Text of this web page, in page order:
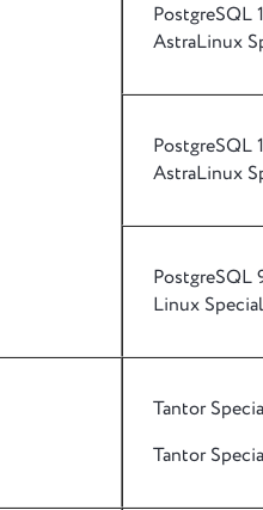
PostgreSQL
AstraLinux
PostgreSQL
AstraLinux
PostgreSQL
Linux
Tantor
Tantor